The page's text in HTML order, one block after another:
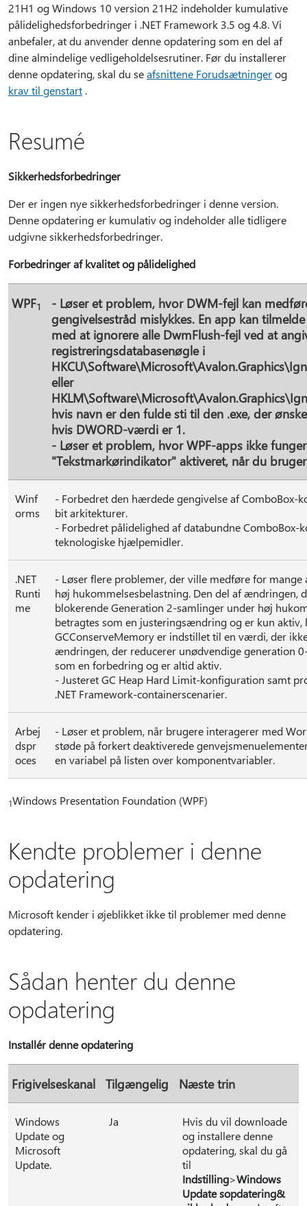
21H1 og Windows 10 version 21H2 indeholder kumulative
pålidelighedsforbedringer i .NET Framework 3.5 og 4.8. Vi
anbefaler, at du anvender denne opdatering som en del af
dine almindelige vedligeholdelsesrutiner. Før du installerer
denne opdatering, skal du seafsnittene Forudsætningerog
krav til genstart .
Resumé
Sikkerhedsforbedringer
Der er ingen nye sikkerhedsforbedringer i denne version.
Denne opdatering er kumulativ og indeholder alle tidligere
udgivne sikkerhedsforbedringer.
Forbedringer af kvalitet og pålidelighed
WPF1
- Løser et problem, hvor DWM-fejl kan
gengivelsestråd mislykkes. En app kan
med at ignorere alle DwmFlush-fejl ved at
registreringsdatabasenøgle i
eller
hvis navn er den fulde sti til den .exe, der
hvis DWORD-værdi er 1.
- Løser et problem, hvor WPF-apps ikke
"Tekstmarkørindikator" aktiveret, når du bruger
Winf
orms
- Forbedret den hærdede gengivelse af ComboBox-
bit arkitekturer.
- Forbedret pålidelighed af databundne ComboBox-
teknologiske hjælpemidler.
.NET
Runti
me
- Løser flere problemer, der ville medføre for
høj hukommelsesbelastning. Den del af ændringen,
blokerende Generation 2-samlinger under høj
betragtes som en justeringsændring og er kun aktiv,
GCConserveMemory er indstillet til en værdi, der
ændringen, der reducerer unødvendige generation
som en forbedring og er altid aktiv.
- Justeret GC Heap Hard Limit-konfiguration samt
.NET Framework-containerscenarier.
Arbej
dspr
oces
- Løser et problem, når brugere interagerer med
støde på forkert deaktiverede
en variabel på listen over komponentvariabler.
1Windows Presentation Foundation (WPF)
Kendte problemer i denne
opdatering
Microsoft kender i øjeblikket ikke til problemer med denne
opdatering.
Sådan henter du denne
opdatering
Installér denne opdatering
Frigivelseskanal Tilgængelig Næste trin
Windows
Update og
Microsoft
Update.
Ja
Hvis du vil downloade
og installere denne
opdatering, skal du gå
til
Indstilling>Windows
Update sopdatering&